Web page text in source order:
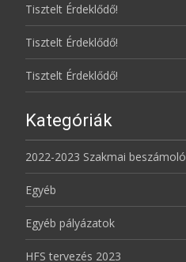
Tisztelt Érdeklődő!
Tisztelt Érdeklődő!
Tisztelt Érdeklődő!
Kategóriák
2022-2023 Szakmai beszámoló
Egyéb
Egyéb pályázatok
HFS tervezés 2023